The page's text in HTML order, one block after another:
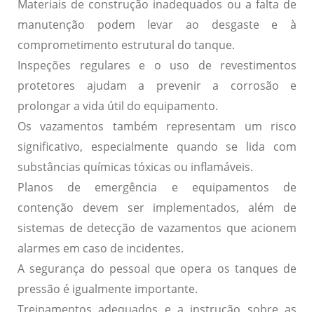
Materiais de construção inadequados ou a falta de
manutenção podem levar ao desgaste e à
comprometimento estrutural do tanque.
Inspeções regulares e o uso de revestimentos
protetores ajudam a prevenir a corrosão e
prolongar a vida útil do equipamento.
Osvazamentos também representam um risco
significativo, especialmente quando se lida com
substâncias químicas tóxicas ou inflamáveis.
Planos de emergência e equipamentos de
contenção devem ser implementados, além de
sistemas de detecção de vazamentos que acionem
alarmes em caso de incidentes.
A segurança do pessoal que opera os tanques de
pressão é igualmente importante.